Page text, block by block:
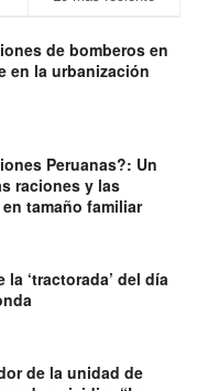
de bomberos en
en la urbanización
Peruanas?: Un
raciones y las
tamaño familiar
‘tractorada’ del día
de la unidad de